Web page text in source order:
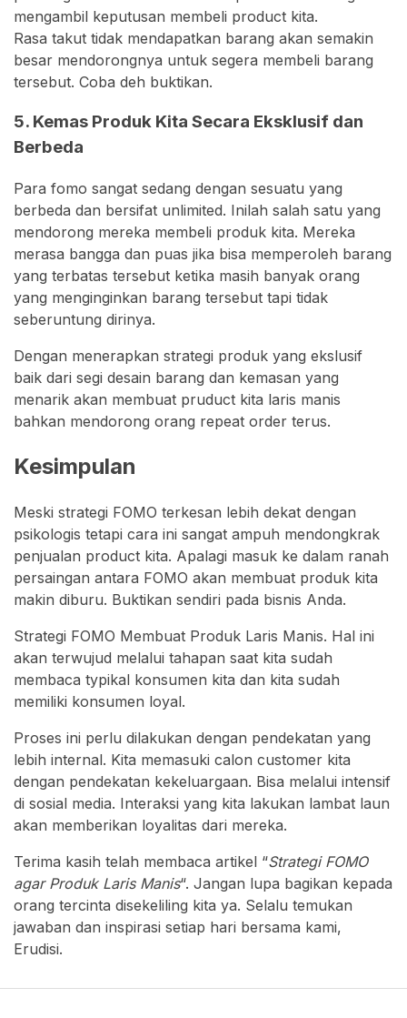
mengambil keputusan membeli product kita.
Rasa takut tidak mendapatkan barang akan semakin
besar mendorongnya untuk segera membeli barang
tersebut. Coba deh buktikan.
5. Kemas Produk Kita Secara Eksklusif dan
Berbeda
Para fomo sangat sedang dengan sesuatu yang
berbeda dan bersifat unlimited. Inilah salah satu yang
mendorong mereka membeli produk kita. Mereka
merasa bangga dan puas jika bisa memperoleh barang
yang terbatas tersebut ketika masih banyak orang
yang menginginkan barang tersebut tapi tidak
seberuntung dirinya.
Dengan menerapkan strategi produk yang ekslusif
baik dari segi desain barang dan kemasan yang
menarik akan membuat pruduct kita laris manis
bahkan mendorong orang repeat order terus.
Kesimpulan
Meski strategi FOMO terkesan lebih dekat dengan
psikologis tetapi cara ini sangat ampuh mendongkrak
penjualan product kita. Apalagi masuk ke dalam ranah
persaingan antara FOMO akan membuat produk kita
makin diburu. Buktikan sendiri pada bisnis Anda.
Strategi FOMO Membuat Produk Laris Manis. Hal ini
akan terwujud melalui tahapan saat kita sudah
membaca typikal konsumen kita dan kita sudah
memiliki konsumen loyal.
Proses ini perlu dilakukan dengan pendekatan yang
lebih internal. Kita memasuki calon customer kita
dengan pendekatan kekeluargaan. Bisa melalui intensif
di sosial media. Interaksi yang kita lakukan lambat laun
akan memberikan loyalitas dari mereka.
Terima kasih telah membaca artikel “Strategi FOMO
agar Produk Laris Manis“. Jangan lupa bagikan kepada
orang tercinta disekeliling kita ya. Selalu temukan
jawaban dan inspirasi setiap hari bersama kami,
Erudisi.